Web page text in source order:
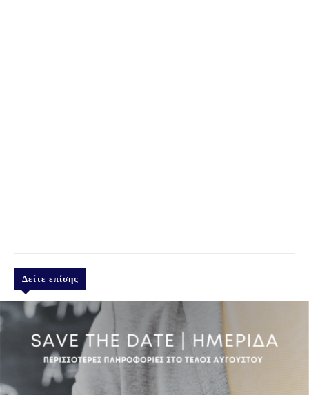
Δείτε επίσης